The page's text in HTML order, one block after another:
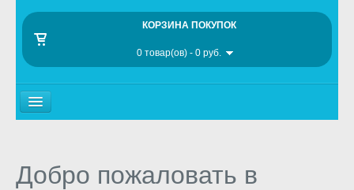
КОРЗИНА ПОКУПОК
0 товар(ов) - 0 руб.
Добро пожаловать в